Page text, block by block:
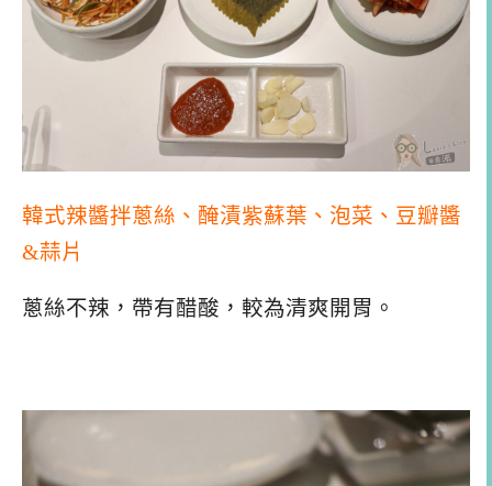
韓式辣醬拌蔥絲、醃漬紫蘇葉、泡菜、豆瓣醬
&蒜片
蔥絲不辣，帶有醋酸，較為清爽開胃。